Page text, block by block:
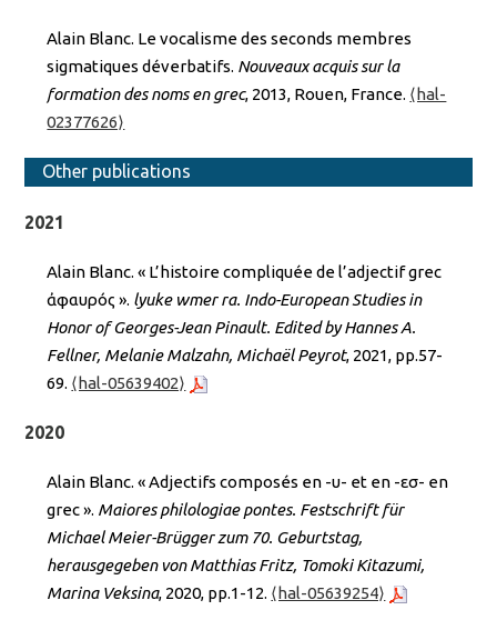
Alain Blanc. Le vocalisme des seconds membres
sigmatiques déverbatifs. Nouveaux acquis sur la
formation des noms en grec, 2013, Rouen, France. ⟨hal-
02377626⟩
Other publications
2021
Alain Blanc. « L’histoire compliquée de l’adjectif grec
ἀφαυρός ». lyuke wmer ra. Indo-European Studies in
Honor of Georges-Jean Pinault. Edited by Hannes A.
Fellner, Melanie Malzahn, Michaël Peyrot, 2021, pp.57-
69. ⟨hal-05639402⟩
2020
Alain Blanc. « Adjectifs composés en -υ- et en -εσ- en
grec ». Maiores philologiae pontes. Festschrift für
Michael Meier-Brügger zum 70. Geburtstag,
herausgegeben von Matthias Fritz, Tomoki Kitazumi,
Marina Veksina, 2020, pp.1-12. ⟨hal-05639254⟩